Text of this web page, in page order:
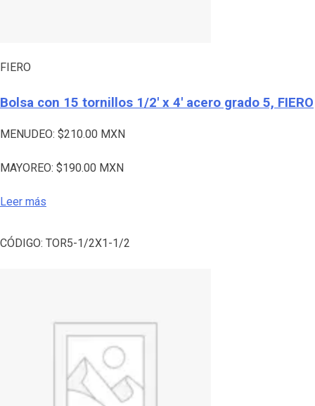
FIERO
Bolsa con 15 tornillos 1/2′ x 4′ acero grado 5, FIERO
MENUDEO: $210.00 MXN
MAYOREO: $190.00 MXN
Leer más
CÓDIGO: TOR5-1/2X1-1/2